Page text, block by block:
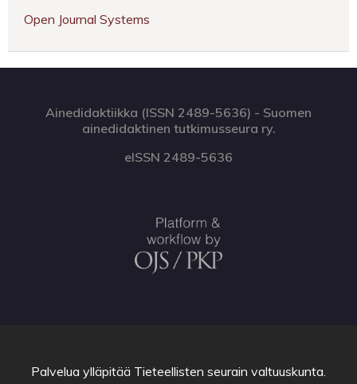
Open Journal Systems
Ainedidaktiikka (ISSN 2489-5636) - Suomen
ainedidaktinen tutkimusseura ry.
eISSN 2489-5636
Palvelua ylläpitää Tieteellisten seurain valtuuskunta.